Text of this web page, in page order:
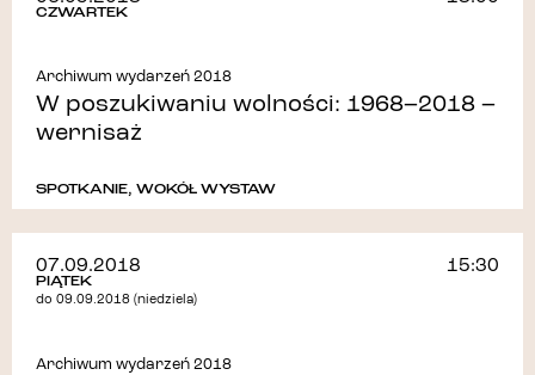
CZWARTEK
Archiwum wydarzeń 2018
W poszukiwaniu wolności: 1968–2018 –
wernisaż
SPOTKANIE, WOKÓŁ WYSTAW
07.09.2018
PIĄTEK
do 09.09.2018 (niedziela)
15:30
Archiwum wydarzeń 2018